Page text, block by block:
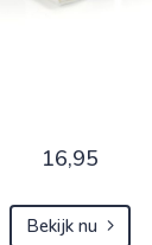
16,95
Bekijk nu